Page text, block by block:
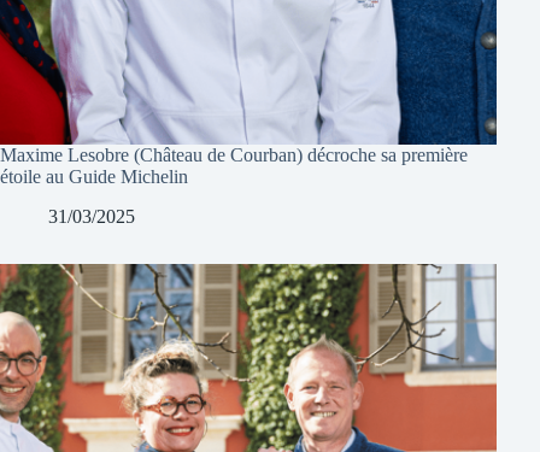
Maxime Lesobre (Château de Courban) décroche sa première
étoile au Guide Michelin
31/03/2025